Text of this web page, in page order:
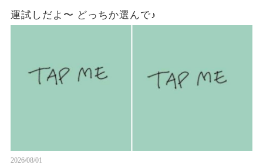
運試しだよ〜 どっちか選んで♪
2026/08/01